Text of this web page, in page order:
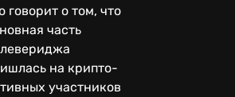
говорит о том, что
часть
на крипто-
участников